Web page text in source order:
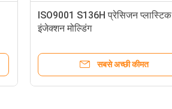
ISO9001 S136H प्रेसिजन प्लास्टिक
इंजेक्शन मोल्डिंग
सबसे अच्छी कीमत